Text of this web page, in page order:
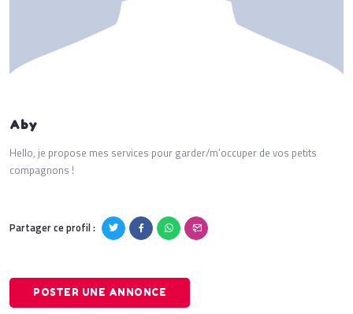
Aby
Hello, je propose mes services pour garder/m’occuper de vos petits
compagnons !
Partager ce profil :
POSTER UNE ANNONCE